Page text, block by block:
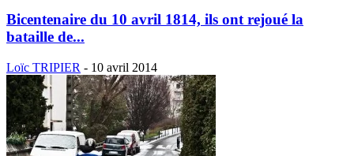
Bicentenaire du 10 avril 1814, ils ont rejoué la
bataille de...
Loïc TRIPIER - 10 avril 2014